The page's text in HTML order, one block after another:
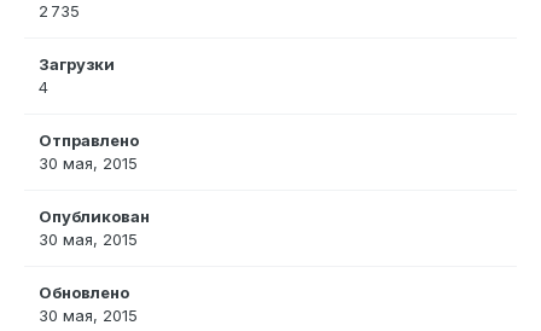
2 735
Загрузки
4
Отправлено
30 мая, 2015
Опубликован
30 мая, 2015
Обновлено
30 мая, 2015